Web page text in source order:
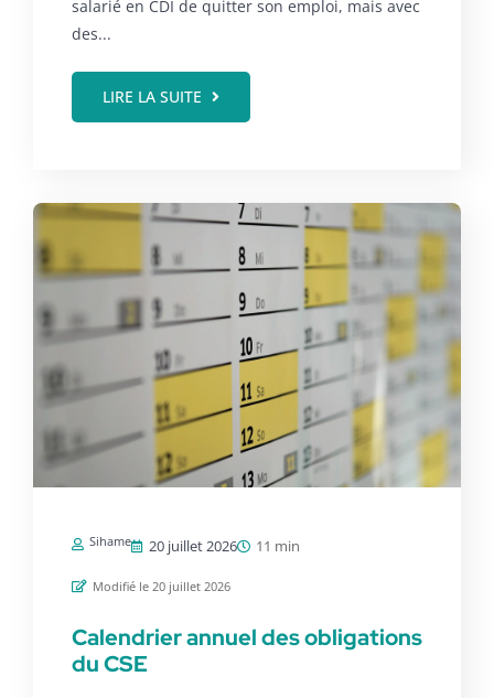
salarié en CDI de quitter son emploi, mais avec
des...
LIRE LA SUITE
Sihame 20 juillet 2026 11 min
Modifié le 20 juillet 2026
Calendrier annuel des obligations
du CSE